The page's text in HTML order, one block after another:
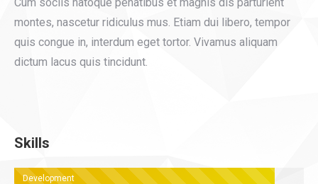
montes, nascetur ridiculus mus. Etiam dui libero, tempor
quis congue in, interdum eget tortor. Vivamus aliquam
dictum lacus quis tincidunt.
Skills
Development